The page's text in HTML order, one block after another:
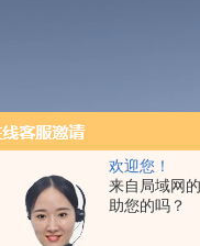
欢迎您！
来自局域网
助您的吗？